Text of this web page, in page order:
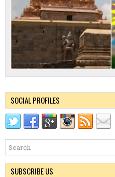
SOCIAL PROFILES
SUBSCRIBE US